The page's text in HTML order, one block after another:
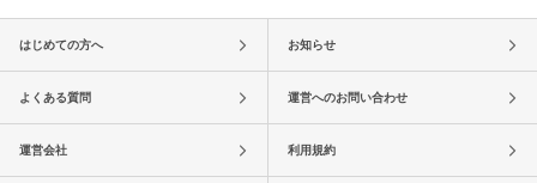
はじめての方へ お知らせ
よくある質問 運営へのお問い合わせ
運営会社 利用規約